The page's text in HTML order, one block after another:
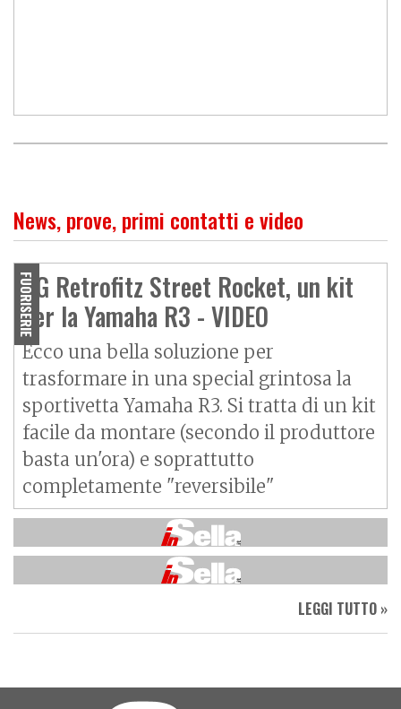
News, prove, primi contatti e video
FUORISERIE
GG Retrofitz Street Rocket, un kit
per la Yamaha R3 - VIDEO
Ecco una bella soluzione per
trasformare in una special grintosa la
sportivetta Yamaha R3. Si tratta di un kit
facile da montare (secondo il produttore
basta un'ora) e soprattutto
completamente "reversibile"
LEGGI TUTTO »